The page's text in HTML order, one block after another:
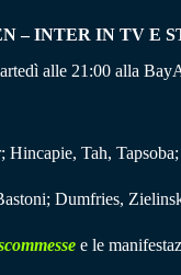
– INTER IN TV E
alle 21:00 alla
Hincapie, Tah,
Dumfries,
e le